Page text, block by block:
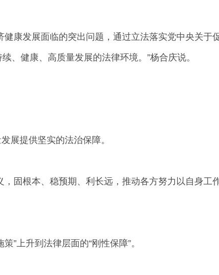
康发展面临的突出问题，通过立法落实党中央关于
、健康、高质量发展的法律环境。”杨合庆说。
展提供坚实的法治保障。
固根本、稳预期、利长远，推动各方努力以自身工
上升到法律层面的“刚性保障”。